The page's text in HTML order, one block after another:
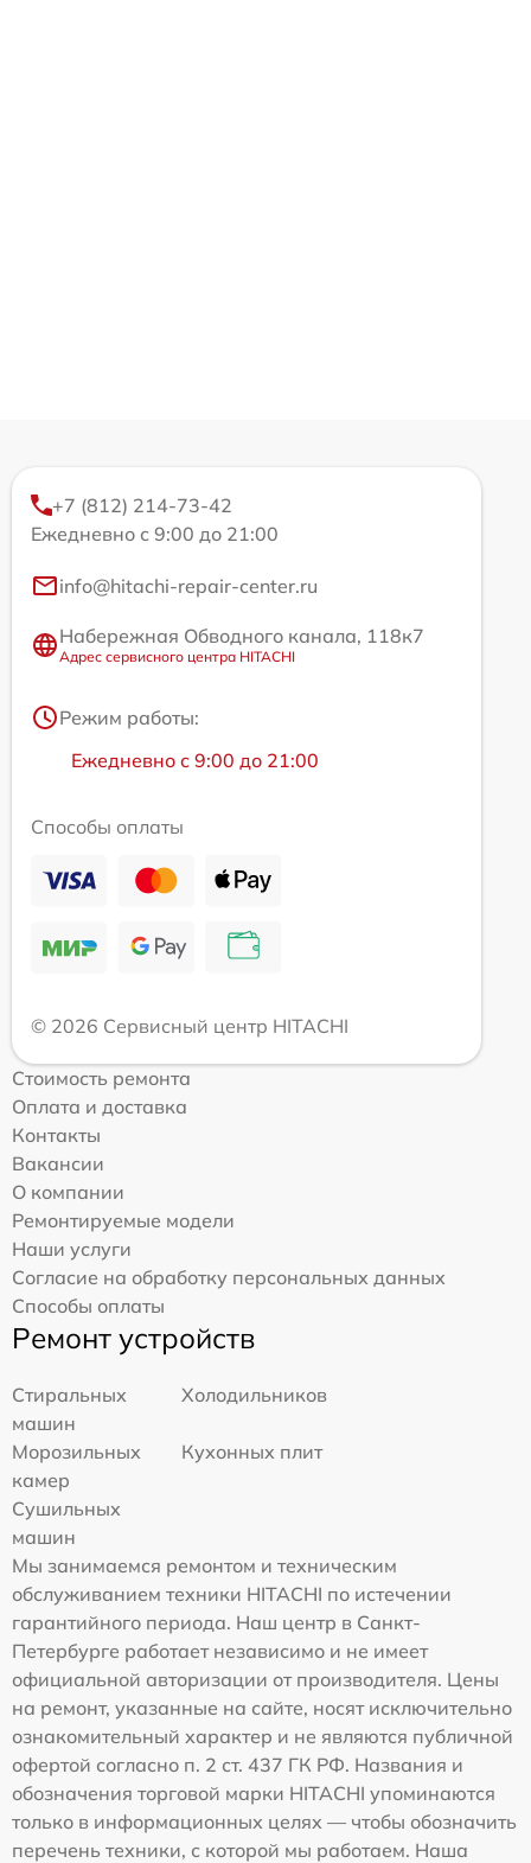
+7 (812) 214-73-42
Ежедневно с 9:00 до 21:00
info@hitachi-repair-center.ru
Набережная Обводного канала, 118к7
Адрес сервисного центра HITACHI
Режим работы:
Ежедневно с 9:00 до 21:00
Способы оплаты
© 2026 Сервисный центр HITACHI
Стоимость ремонта
Оплата и доставка
Контакты
Вакансии
О компании
Ремонтируемые модели
Наши услуги
Согласие на обработку персональных данных
Способы оплаты
Ремонт устройств
Стиральных
машин
Холодильников
Морозильных
камер
Кухонных плит
Сушильных
машин
Мы занимаемся ремонтом и техническим
обслуживанием техники HITACHI по истечении
гарантийного периода. Наш центр в Санкт-
Петербурге работает независимо и не имеет
официальной авторизации от производителя. Цены
на ремонт, указанные на сайте, носят исключительно
ознакомительный характер и не являются публичной
офертой согласно п. 2 ст. 437 ГК РФ. Названия и
обозначения торговой марки HITACHI упоминаются
только в информационных целях — чтобы обозначить
перечень техники, с которой мы работаем. Наша